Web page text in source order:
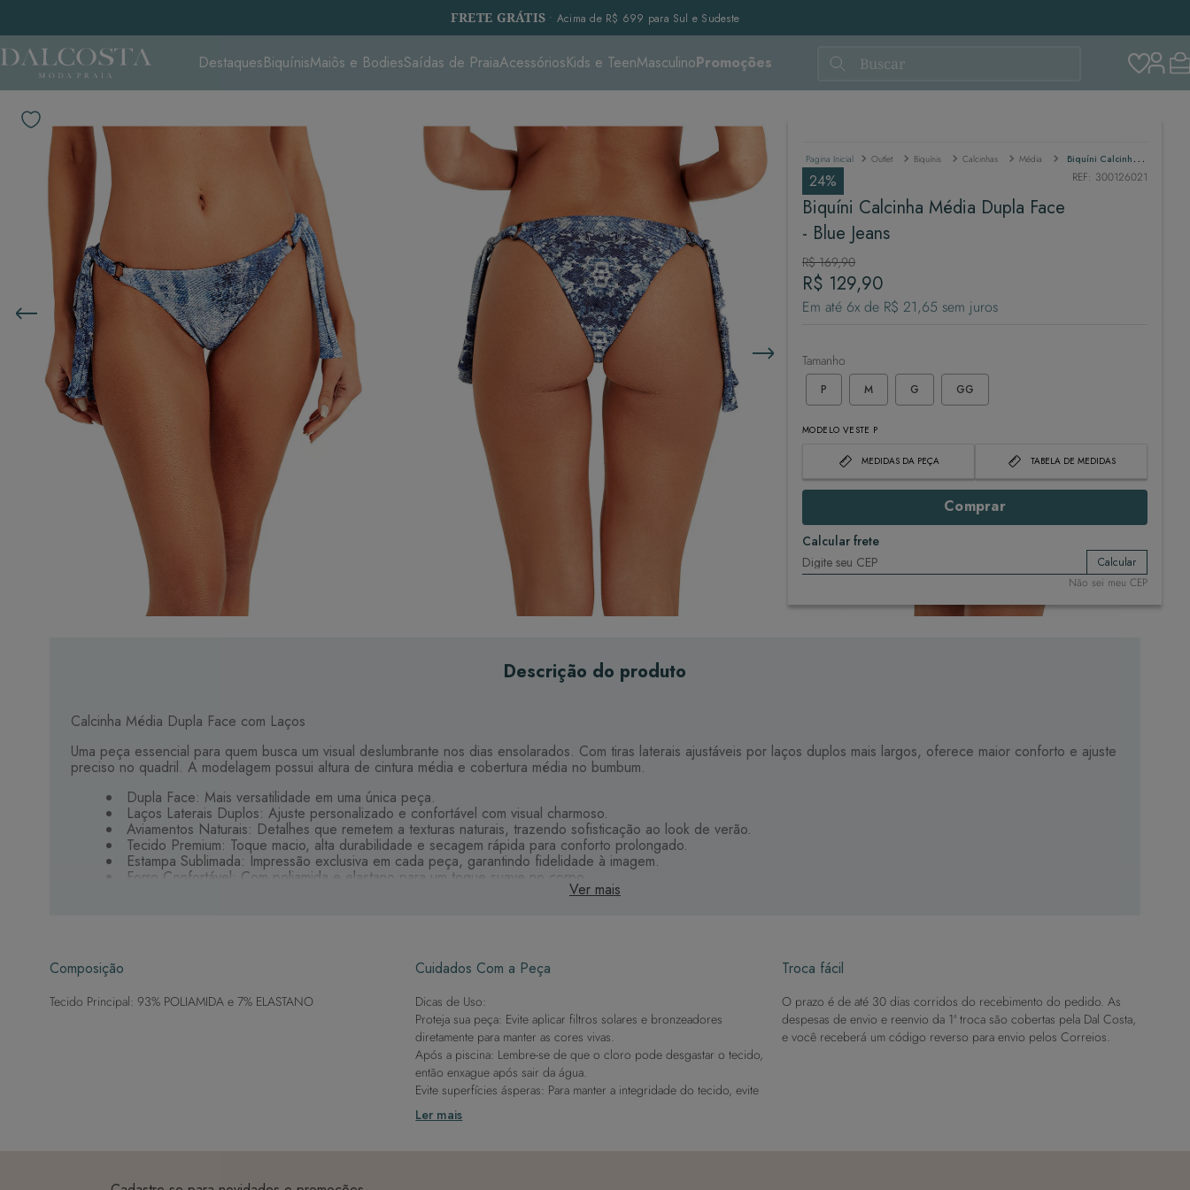
FRETE GRÁTIS • Acima de R$ 699 para Sul e Sudeste
DestaquesBiquínisMaiôs e BodiesSaídas de PraiaAcessóriosKids e TeenMasculinoPromoções Buscar
Outlet Biquínis Calcinhas Média Biquíni Calcinha Média Dupla Face - Blue Jeans
24%
Biquíni Calcinha Média Dupla Face
- Blue Jeans
R$ 169,90
R$ 129,90
Em até 6x de R$ 21,65 sem juros
REF: 300126021
Tamanho
P M G GG
MODELO VESTE P
MEDIDAS DA PEÇA TABELA DE MEDIDAS
Comprar
Calcular frete
Calcular
Não sei meu CEP
Descrição do produto
Calcinha Média Dupla Face com Laços
Uma peça essencial para quem busca um visual deslumbrante nos dias ensolarados. Com tiras laterais ajustáveis por laços duplos mais largos, oferece maior conforto e ajuste
preciso no quadril. A modelagem possui altura de cintura média e cobertura média no bumbum.
Dupla Face: Mais versatilidade em uma única peça.
Laços Laterais Duplos: Ajuste personalizado e confortável com visual charmoso.
Aviamentos Naturais: Detalhes que remetem a texturas naturais, trazendo sofisticação ao look de verão.
Tecido Premium: Toque macio, alta durabilidade e secagem rápida para conforto prolongado.
Estampa Sublimada: Impressão exclusiva em cada peça, garantindo fidelidade à imagem.
Forro Confortável: Com poliamida e elastano para um toque suave no corpo.
Ver mais
Composição
Tecido Principal: 93% POLIAMIDA e 7% ELASTANO
Cuidados Com a Peça
Dicas de Uso:
Proteja sua peça: Evite aplicar filtros solares e bronzeadores
diretamente para manter as cores vivas.
Após a piscina: Lembre-se de que o cloro pode desgastar o tecido,
então enxague após sair da água.
Evite superfícies ásperas: Para manter a integridade do tecido, evite
contato com superfícies rugosas.
Ler mais
Troca fácil
O prazo é de até 30 dias corridos do recebimento do pedido. As
despesas de envio e reenvio da 1ª troca são cobertas pela Dal Costa,
e você receberá um código reverso para envio pelos Correios.